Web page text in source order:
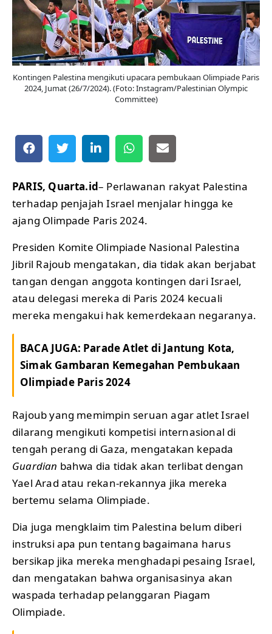
Kontingen Palestina mengikuti upacara pembukaan Olimpiade Paris
2024, Jumat (26/7/2024). (Foto: Instagram/Palestinian Olympic
Committee)
PARIS, Quarta.id– Perlawanan rakyat Palestina
terhadap penjajah Israel menjalar hingga ke
ajang Olimpade Paris 2024.
Presiden Komite Olimpiade Nasional Palestina
Jibril Rajoub mengatakan, dia tidak akan berjabat
tangan dengan anggota kontingen dari Israel,
atau delegasi mereka di Paris 2024 kecuali
mereka mengakui hak kemerdekaan negaranya.
BACA JUGA: Parade Atlet di Jantung Kota,
Simak Gambaran Kemegahan Pembukaan
Olimpiade Paris 2024
Rajoub yang memimpin seruan agar atlet Israel
dilarang mengikuti kompetisi internasional di
tengah perang di Gaza, mengatakan kepada
Guardian bahwa dia tidak akan terlibat dengan
Yael Arad atau rekan-rekannya jika mereka
bertemu selama Olimpiade.
Dia juga mengklaim tim Palestina belum diberi
instruksi apa pun tentang bagaimana harus
bersikap jika mereka menghadapi pesaing Israel,
dan mengatakan bahwa organisasinya akan
waspada terhadap pelanggaran Piagam
Olimpiade.